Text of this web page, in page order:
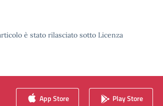
è stato rilasciato sotto Licenza
App Store Play Store